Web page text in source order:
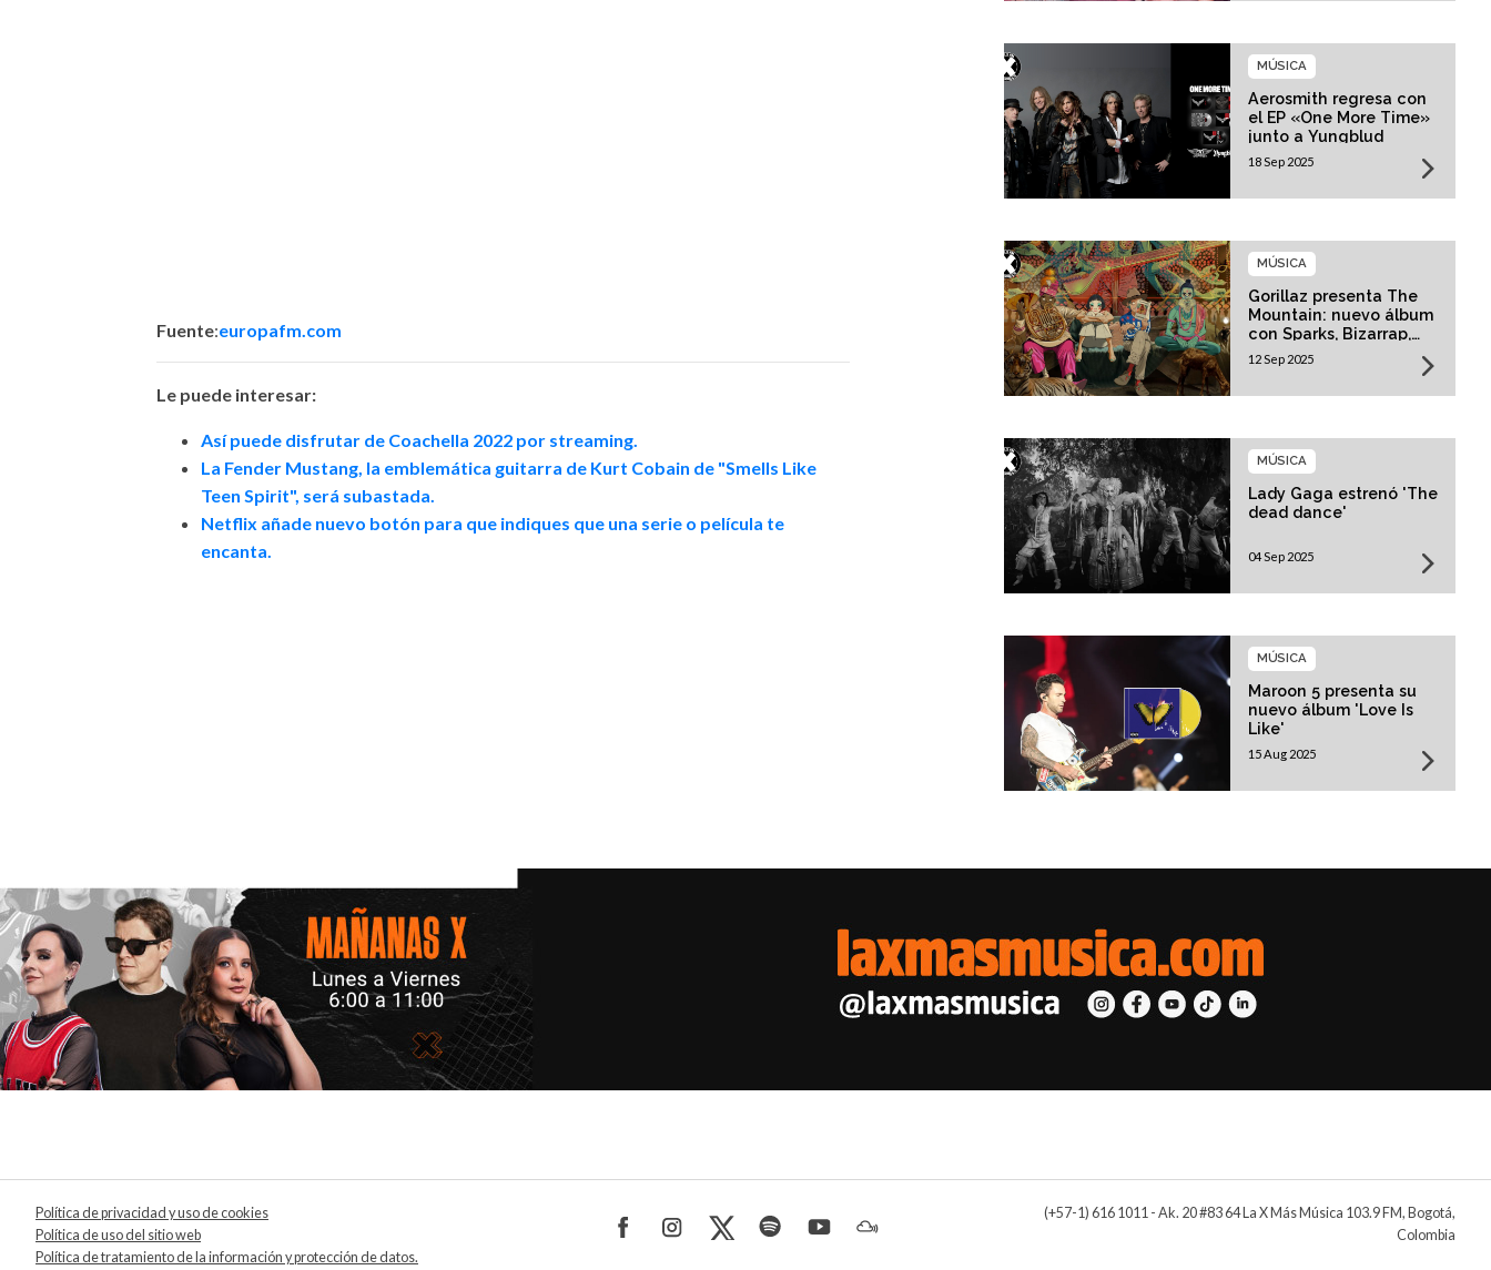
Fuente:europafm.com
Le puede interesar:
Así puede disfrutar de Coachella 2022 por streaming.
La Fender Mustang, la emblemática guitarra de Kurt Cobain de "Smells Like
Teen Spirit", será subastada.​​
Netflix añade nuevo botón para que indiques que una serie o película te
encanta.
Aerosmith regresa con
el EP «One More Time»
junto a Yungblud
MÚSICA
18 Sep 2025
Gorillaz presenta The
Mountain: nuevo álbum
con Sparks, Bizarrap,
Trueno y más invitados
MÚSICA
12 Sep 2025
Lady Gaga estrenó 'The
dead dance'
MÚSICA
04 Sep 2025
Maroon 5 presenta su
nuevo álbum 'Love Is
Like'
MÚSICA
15 Aug 2025
Política de privacidad y uso de cookies
Política de uso del sitio web
Política de tratamiento de la información y protección de datos.
(+57-1) 616 1011 - Ak. 20 #83 64 La X Más Música 103.9 FM, Bogotá,
Colombia